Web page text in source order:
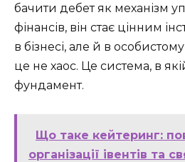
бачити дебет як механізм
фінансів, він стає цінним
в бізнесі, але й в
це не хаос. Це система, в
фундамент.
Що таке кейтеринг:
організації івентів та